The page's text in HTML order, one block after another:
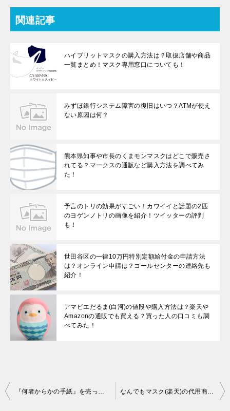
関連記事
ハイブリットマスクの購入方法は？取扱店舗や商品
一覧まとめ！マスク専用窓口についても！
みずほ銀行システム障害の復旧はいつ？ATMが使え
ない原因は何？
熊本県知事や市長のくまモンマスクはどこで販売さ
れてる？マークスの通販など購入方法を調べてみ
た！
予言のトリの効果がすごい！カワイイと話題の2匹
のヨゲンノトリの画像を紹介！ツイッターの評判
も！
世田谷区の一律10万円特別定額給付金の申請方法
は？オンライン申請は？コールセンターの連絡先も
紹介！
アマビエだるま(白河)の値段や購入方法は？楽天や
Amazonの通販でも買える？買った人の口コミも調
べてみた！
投